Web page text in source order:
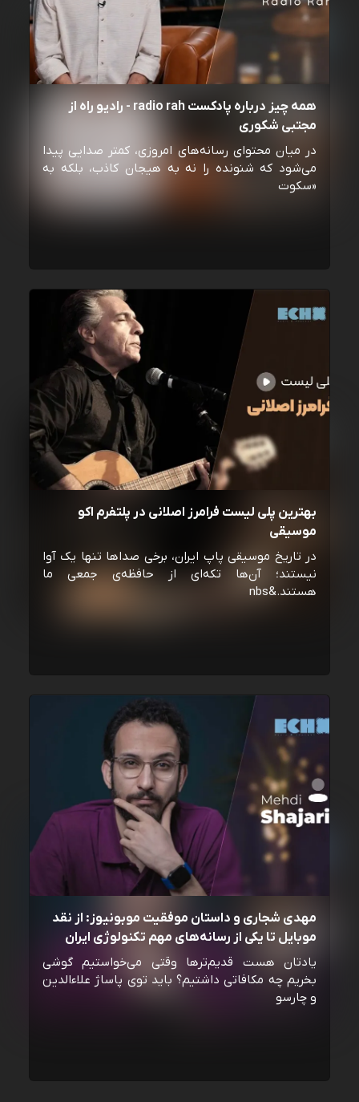
همه چیز درباره پادکست radio rah - رادیو راه از
مجتبی شکوری
در میان محتوای رسانه‌های امروزی، کمتر صدایی پیدا
می‌شود که شنونده را نه به هیجان کاذب، بلکه به
«سکوت
بهترین پلی لیست فرامرز اصلانی در پلتفرم اکو
موسیقی
در تاریخ موسیقی پاپ ایران، برخی صداها تنها یک آوا
نیستند؛ آن‌ها تکه‌ای از حافظه‌ی جمعی ما
هستند.&nbs
مهدی شجاری و داستان موفقیت موبونیوز: از نقد
موبایل تا یکی از رسانه‌‌های مهم تکنولوژی ایران
یادتان هست قدیم‌ترها وقتی می‌خواستیم گوشی
بخریم چه مکافاتی داشتیم؟ باید توی پاساژ علاءالدین
و چارسو